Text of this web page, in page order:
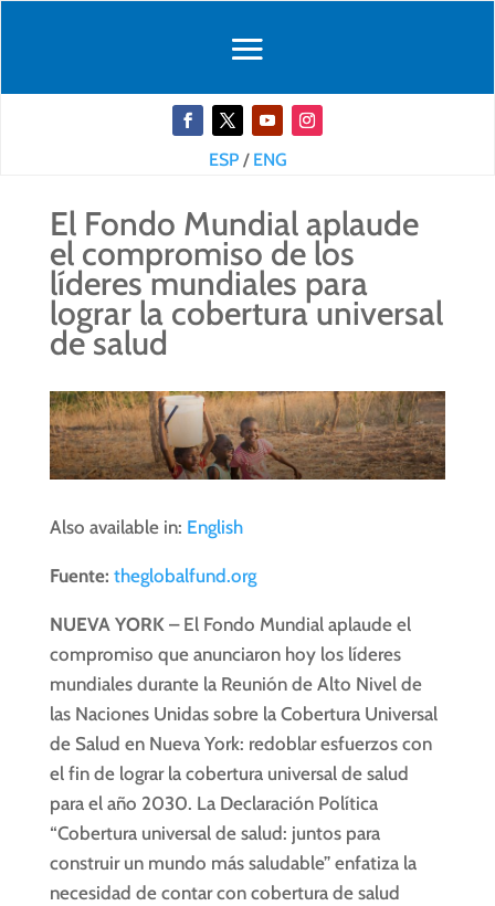
ESP/ ENG
El Fondo Mundial aplaude
el compromiso de los
líderes mundiales para
lograr la cobertura universal
de salud
Also available in: English
Fuente: theglobalfund.org
NUEVA YORK –El Fondo Mundial aplaude el
compromiso que anunciaron hoy los líderes
mundiales durante la Reunión de Alto Nivel de
las Naciones Unidas sobre la Cobertura Universal
de Salud en Nueva York: redoblar esfuerzos con
el fin de lograr la cobertura universal de salud
para el año 2030. La Declaración Política
“Cobertura universal de salud: juntos para
construir un mundo más saludable” enfatiza la
necesidad de contar con cobertura de salud